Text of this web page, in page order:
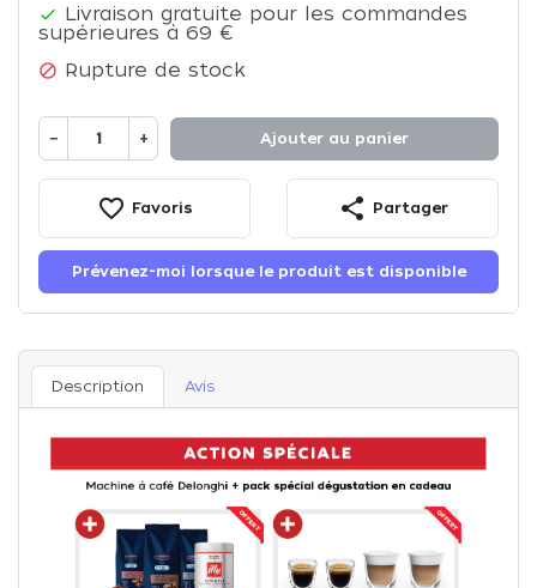
 Livraison gratuite pour les commandes
supérieures à 69 €
 Rupture de stock
− + Ajouter au panier
favorite_border Favoris share Partager
Prévenez-moi lorsque le produit est disponible
Description Avis